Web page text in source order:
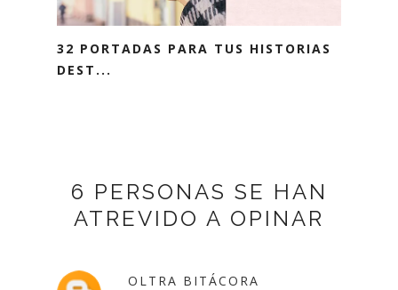
32 PORTADAS PARA TUS HISTORIAS
DEST...
6 PERSONAS SE HAN
ATREVIDO A OPINAR
OLTRA BITÁCORA